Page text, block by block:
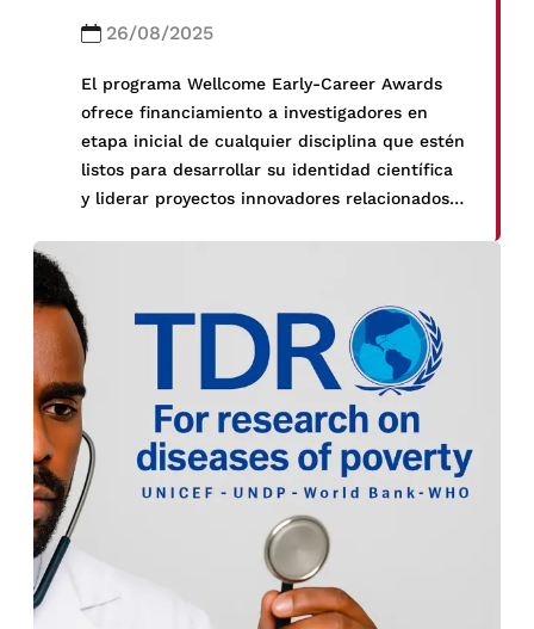
26/08/2025
El programa Wellcome Early-Career Awards
ofrece financiamiento a investigadores en
etapa inicial de cualquier disciplina que estén
listos para desarrollar su identidad científica
y liderar proyectos innovadores relacionados